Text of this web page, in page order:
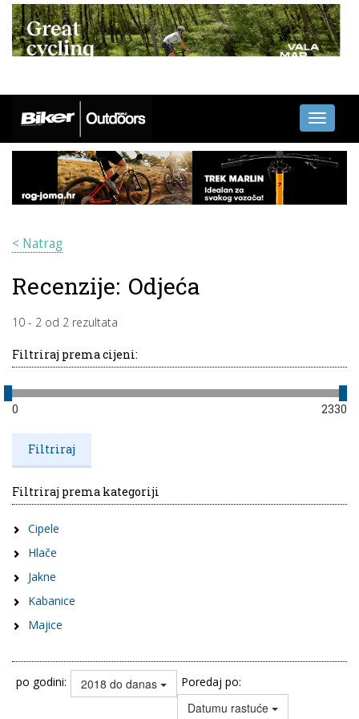
Toggle
< Natrag
Recenzije: Odjeća
10 - 2 od 2 rezultata
Filtriraj prema cijeni:
0 2330
Filtriraj prema kategoriji
Cipele
Hlače
Jakne
Kabanice
Majice
po godini: 2018 do danas Poredaj po:
Datumu rastuće